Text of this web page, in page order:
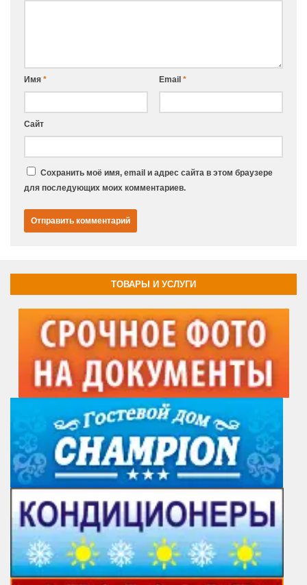
Имя * Email *
Сайт
Сохранить моё имя, email и адрес сайта в этом браузере
для последующих моих комментариев.
ТОВАРЫ И УСЛУГИ